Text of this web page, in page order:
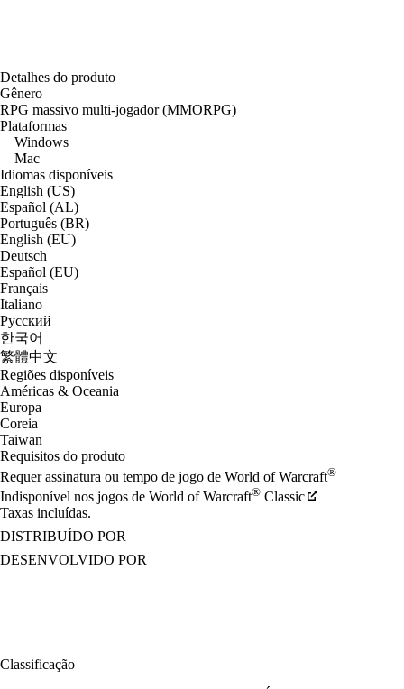
Detalhes do produto
Gênero
RPG massivo multi-jogador (MMORPG)
Plataformas
Windows
Mac
Idiomas disponíveis
English (US)
Español (AL)
Português (BR)
English (EU)
Deutsch
Español (EU)
Français
Italiano
Русский
한국어
繁體中文
Regiões disponíveis
Américas & Oceania
Europa
Coreia
Taiwan
Requisitos do produto
Requer assinatura ou tempo de jogo de World of Warcraft®
Indisponível nos jogos de World of Warcraft® Classic
Taxas incluídas.
DISTRIBUÍDO POR
DESENVOLVIDO POR
Classificação